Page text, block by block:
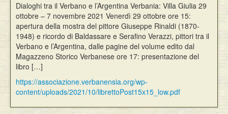
Dialoghi tra il Verbano e l’Argentina Verbania: Villa Giulia 29
ottobre – 7 novembre 2021 Venerdì 29 ottobre ore 15:
apertura della mostra del pittore Giuseppe Rinaldi (1870-
1948) e ricordo di Baldassare e Serafino Verazzi, pittori tra il
Verbano e l’Argentina, dalle pagine del volume edito dal
Magazzeno Storico Verbanese ore 17: presentazione del
libro […]
https://associazione.verbanensia.org/wp-
content/uploads/2021/10/librettoPost15x15_low.pdf